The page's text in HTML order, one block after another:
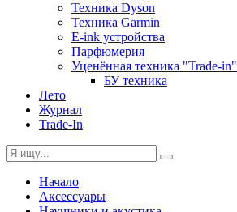
Техника Dyson
Техника Garmin
E-ink устройства
Парфюмерия
Уценённая техника "Trade-in"
БУ техника
Лето
Журнал
Trade-In
Начало
Аксессуары